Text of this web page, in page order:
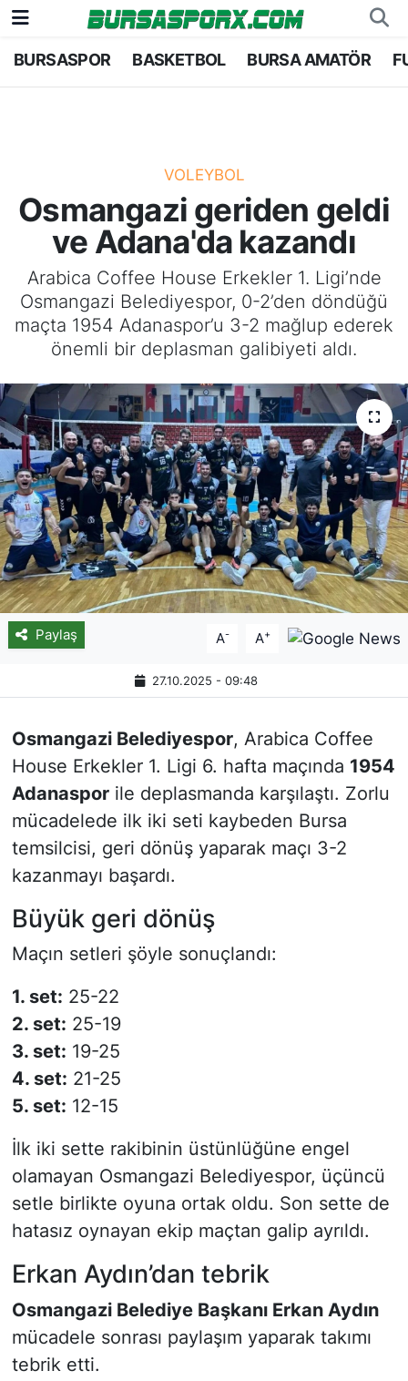
BURSASPOR BASKETBOL BURSA AMATÖR
VOLEYBOL
Osmangazi geriden geldi
ve Adana'da kazandı
Arabica Coffee House Erkekler 1. Ligi’nde
Osmangazi Belediyespor, 0-2’den döndüğü
maçta 1954 Adanaspor’u 3-2 mağlup ederek
önemli bir deplasman galibiyeti aldı.
Paylaş A- A+
27.10.2025 - 09:48
Osmangazi Belediyespor, Arabica Coffee
House Erkekler 1. Ligi 6. hafta maçında 1954
Adanasporile deplasmanda karşılaştı. Zorlu
mücadelede ilk iki seti kaybeden Bursa
temsilcisi, geri dönüş yaparak maçı 3-2
kazanmayı başardı.
Büyük geri dönüş
Maçın setleri şöyle sonuçlandı:
1. set: 25-22
2. set: 25-19
3. set: 19-25
4. set: 21-25
5. set: 12-15
İlk iki sette rakibinin üstünlüğüne engel
olamayan Osmangazi Belediyespor, üçüncü
setle birlikte oyuna ortak oldu. Son sette de
hatasız oynayan ekip maçtan galip ayrıldı.
Erkan Aydın’dan tebrik
Osmangazi Belediye Başkanı Erkan Aydın
mücadele sonrası paylaşım yaparak takımı
tebrik etti.
Bursaspor
Bursa Amatör
Hentbol
Voleybol
Genel
Bursa Nöbetçi Eczaneler
Bursa Trafik Yoğunluk Haritası
TFF 1.Lig Puan Durumu ve Fikstür
Tüm Manşetler
Son Dakika Haberleri
Haber Arşivi